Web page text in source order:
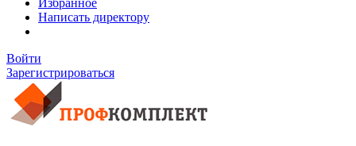
Избранное
Написать директору
Войти
Зарегистрироваться